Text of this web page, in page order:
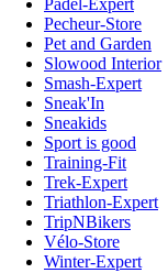
Padel-Expert
Pecheur-Store
Pet and Garden
Slowood Interior
Smash-Expert
Sneak'In
Sneakids
Sport is good
Training-Fit
Trek-Expert
Triathlon-Expert
TripNBikers
Vélo-Store
Winter-Expert